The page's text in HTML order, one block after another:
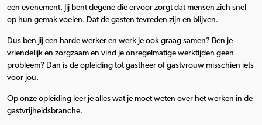
een evenement. Jij bent degene die ervoor zorgt dat mensen zich snel
op hun gemak voelen. Dat de gasten tevreden zijn en blijven.
Dus ben jij een harde werker en werk je ook graag samen? Ben je
vriendelijk en zorgzaam en vind je onregelmatige werktijden geen
probleem? Dan is de opleiding tot gastheer of gastvrouw misschien iets
voor jou.
Op onze opleiding leer je alles wat je moet weten over het werken in de
gastvrijheidsbranche.